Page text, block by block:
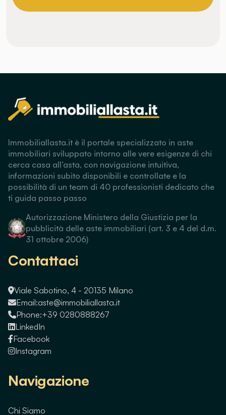
Immobiliallasta.it è il portale specializzato in aste
immobiliari sviluppato intorno alle vere esigenze di chi
cerca casa all’asta, con navigazione intuitiva,
informazioni subito disponibili e controllate e la
possibilità di un team di 40 professionisti dedicato che
ti guida passo passo
Autorizzazione Ministero della Giustizia per la
pubblicità delle aste immobiliari (art. 3 e 4 del d.m.
31 ottobre 2006)
Contattaci
Viale Sabotino, 4 - 20135 Milano
Email:aste@immobiliallasta.it
Phone:+39 0280888267
LinkedIn
Facebook
Instagram
Navigazione
Chi Siamo